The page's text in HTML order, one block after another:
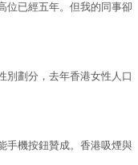
位已經五年。但我的同事卻
別劃分，去年香港女性人口
手機按鈕贊成。香港吸煙與